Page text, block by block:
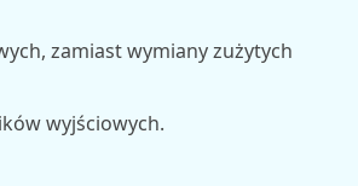
zamiast wymiany zużytych
wyjściowych.